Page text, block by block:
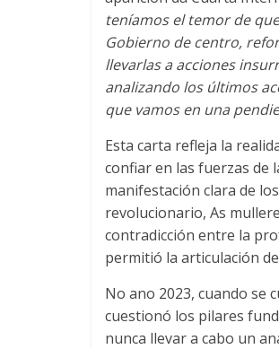
teníamos el temor de
Gobierno de centro,
llevarlas a acciones
analizando los últimos
que vamos en una
Esta carta refleja la
confiar en las fuerzas de
manifestación clara de
revolucionario, As
contradicción entre la
permitió la articulación
No ano 2023, cuando se
cuestionó los pilares
nunca llevar a cabo un